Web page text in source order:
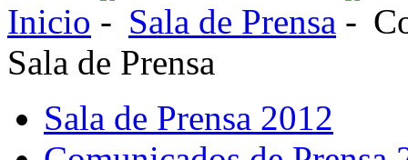
Inicio
Sala de Prensa
Sala de Prensa
Sala de Prensa 2012